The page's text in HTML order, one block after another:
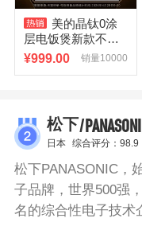
美的晶钛0涂
层电饭煲新款不锈
钢内胆IH加热家用4
¥999.00 销量10000
松下/
日本 综合评分：98.9
松下PANASONIC，
子品牌，世界500强
名的综合性电子技术